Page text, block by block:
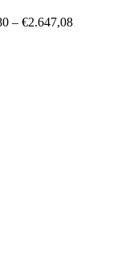
– €2.647,08